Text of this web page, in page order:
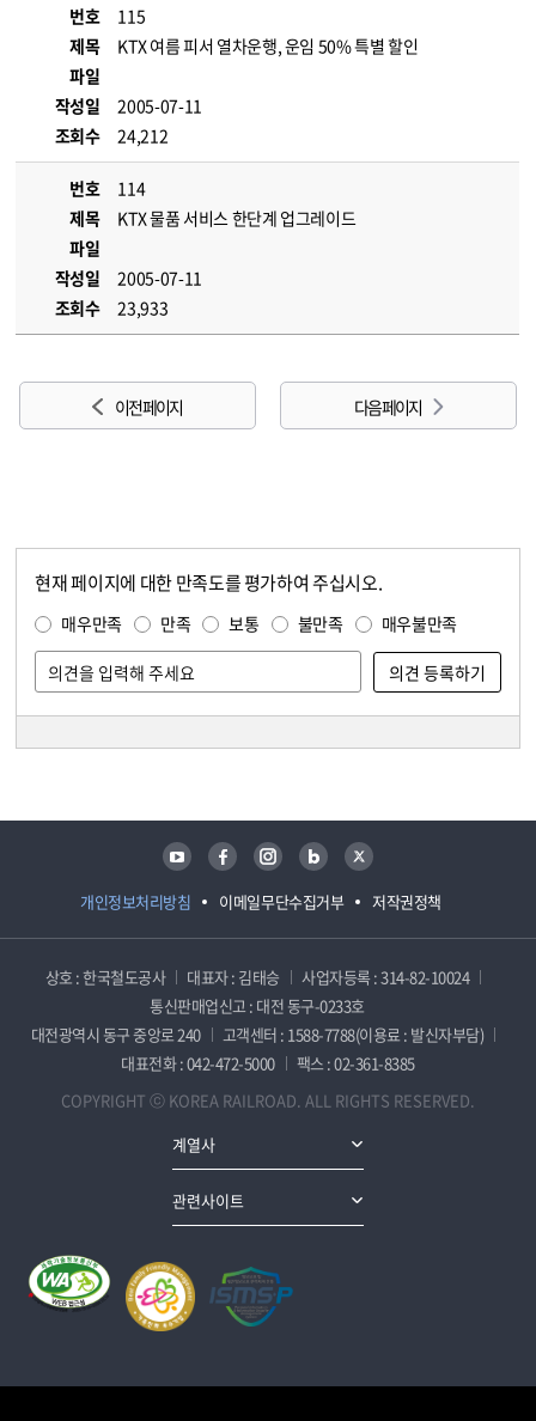
번호
115
제목
KTX 여름 피서 열차운행, 운임 50% 특별 할인
파일
작성일
2005-07-11
조회수
24,212
번호
114
제목
KTX 물품 서비스 한단계 업그레이드
파일
작성일
2005-07-11
조회수
23,933
이전 페이지 다음 페이지
현재 페이지에 대한 만족도를 평가하여 주십시오.
매우만족 만족 보통 불만족 매우불만족
개인정보처리방침 이메일무단수집거부 저작권정책
유튜브 페이스북 인스타그램 블로그 트위터
상호 : 한국철도공사 대표자 : 김태승
사업자등록 : 314-82-10024
통신판매업신고 : 대전 동구-0233호
대전광역시 동구 중앙로 240
고객센터 : 1588-7788(이용료 : 발신자부담)
대표전화 : 042-472-5000
팩스 : 02-361-8385
COPYRIGHT ⓒ KOREA RAILROAD. ALL RIGHTS RESERVED.
계열사
관련사이트